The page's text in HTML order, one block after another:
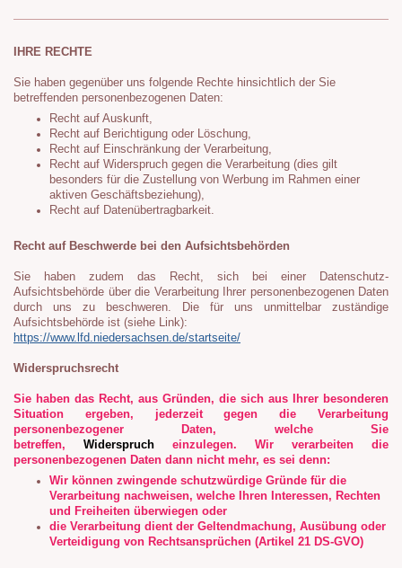
IHRE RECHTE
Sie haben gegenüber uns folgende Rechte hinsichtlich der Sie
betreffenden personenbezogenen Daten:
Recht auf Auskunft,
Recht auf Berichtigung oder Löschung,
Recht auf Einschränkung der Verarbeitung,
Recht auf Widerspruch gegen die Verarbeitung (dies gilt
besonders für die Zustellung von Werbung im Rahmen einer
aktiven Geschäftsbeziehung),
Recht auf Datenübertragbarkeit.
Recht auf Beschwerde bei den Aufsichtsbehörden
Sie haben zudem das Recht, sich bei einer Datenschutz-
Aufsichtsbehörde über die Verarbeitung Ihrer personenbezogenen Daten
durch uns zu beschweren. Die für uns unmittelbar zuständige
Aufsichtsbehörde ist (siehe Link):
https://www.lfd.niedersachsen.de/startseite/
Widerspruchsrecht
Sie haben das Recht, aus Gründen, die sich aus Ihrer besonderen
Situation ergeben, jederzeit gegen die Verarbeitung
personenbezogener Daten, welche Sie
betreffen, Widerspruch einzulegen. Wir verarbeiten die
personenbezogenen Daten dann nicht mehr, es sei denn:
Wir können zwingende schutzwürdige Gründe für die
Verarbeitung nachweisen, welche Ihren Interessen, Rechten
und Freiheiten überwiegen oder
die Verarbeitung dient der Geltendmachung, Ausübung oder
Verteidigung von Rechtsansprüchen (Artikel 21 DS-GVO)